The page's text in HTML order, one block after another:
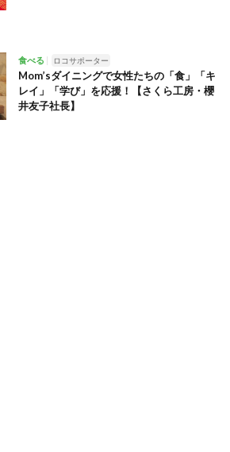
食べる ロコサポーター
Mom’sダイニングで女性たちの「食」「キ
レイ」「学び」を応援！【さくら工房・櫻
井友子社長】